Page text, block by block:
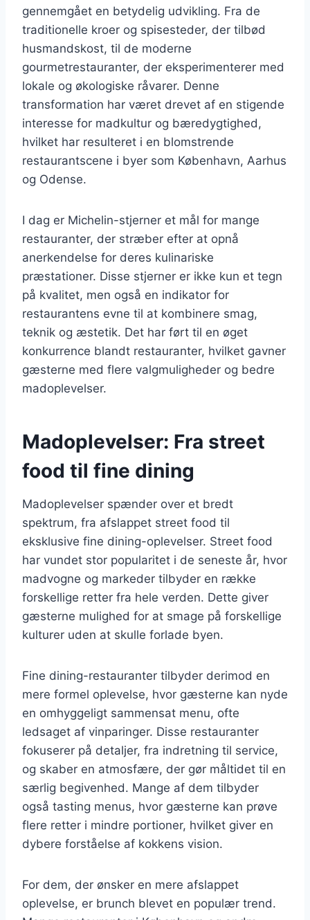
gennemgået en betydelig udvikling. Fra de
traditionelle kroer og spisesteder, der tilbød
husmandskost, til de moderne
gourmetrestauranter, der eksperimenterer med
lokale og økologiske råvarer. Denne
transformation har været drevet af en stigende
interesse for madkultur og bæredygtighed,
hvilket har resulteret i en blomstrende
restaurantscene i byer som København, Aarhus
og Odense.
I dag er Michelin-stjerner et mål for mange
restauranter, der stræber efter at opnå
anerkendelse for deres kulinariske
præstationer. Disse stjerner er ikke kun et tegn
på kvalitet, men også en indikator for
restaurantens evne til at kombinere smag,
teknik og æstetik. Det har ført til en øget
konkurrence blandt restauranter, hvilket gavner
gæsterne med flere valgmuligheder og bedre
madoplevelser.
Madoplevelser: Fra street
food til fine dining
Madoplevelser spænder over et bredt
spektrum, fra afslappet street food til
eksklusive fine dining-oplevelser. Street food
har vundet stor popularitet i de seneste år, hvor
madvogne og markeder tilbyder en række
forskellige retter fra hele verden. Dette giver
gæsterne mulighed for at smage på forskellige
kulturer uden at skulle forlade byen.
Fine dining-restauranter tilbyder derimod en
mere formel oplevelse, hvor gæsterne kan nyde
en omhyggeligt sammensat menu, ofte
ledsaget af vinparinger. Disse restauranter
fokuserer på detaljer, fra indretning til service,
og skaber en atmosfære, der gør måltidet til en
særlig begivenhed. Mange af dem tilbyder
også tasting menus, hvor gæsterne kan prøve
flere retter i mindre portioner, hvilket giver en
dybere forståelse af kokkens vision.
For dem, der ønsker en mere afslappet
oplevelse, er brunch blevet en populær trend.